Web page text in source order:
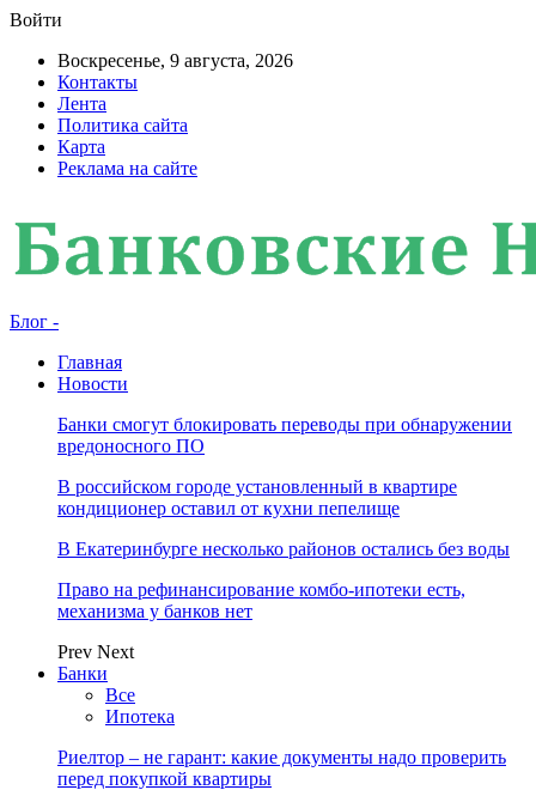
Войти
Воскресенье, 9 августа, 2026
Контакты
Лента
Политика сайта
Карта
Реклама на сайте
Блог -
Главная
Новости
Банки смогут блокировать переводы при обнаружении
вредоносного ПО
В российском городе установленный в квартире
кондиционер оставил от кухни пепелище
В Екатеринбурге несколько районов остались без воды
Право на рефинансирование комбо-ипотеки есть,
механизма у банков нет
Prev Next
Банки
Все
Ипотека
Риелтор – не гарант: какие документы надо проверить
перед покупкой квартиры